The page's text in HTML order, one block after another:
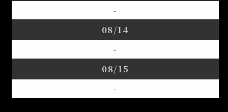
-
08/14
-
08/15
-